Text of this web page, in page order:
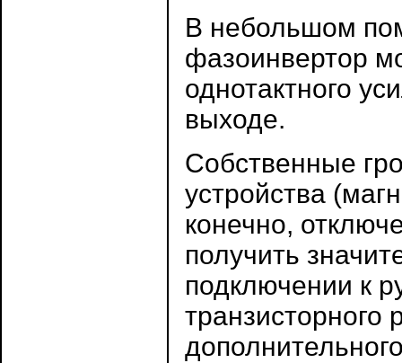
В небольшом
фазоинвертор
однотактного
выходе.
Собственные
устройства
конечно,
получить
подключении к